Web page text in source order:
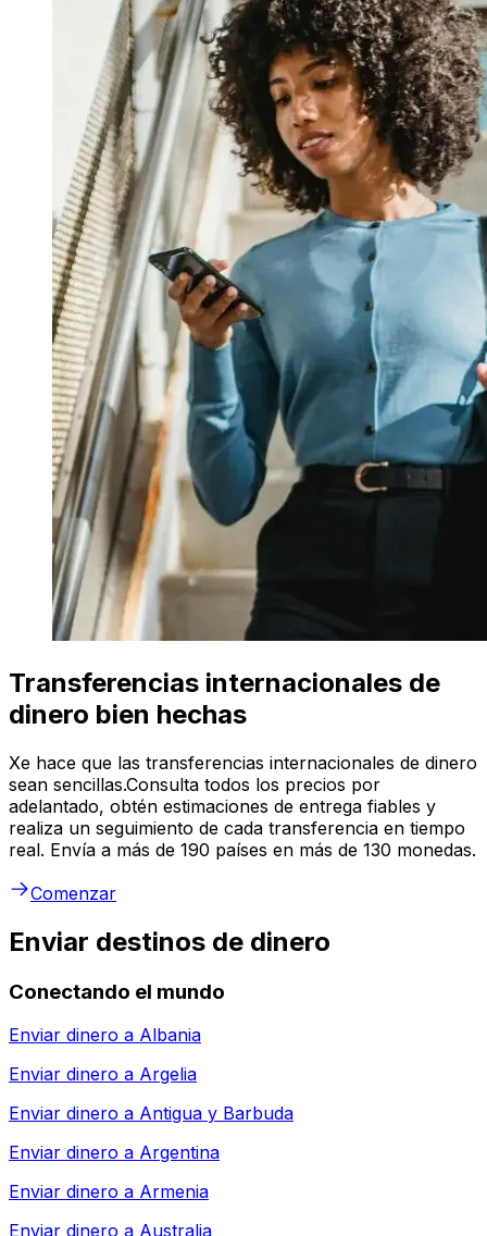
Transferencias internacionales de
dinero bien hechas
Xe hace que las transferencias internacionales de dinero
sean sencillas.Consulta todos los precios por
adelantado, obtén estimaciones de entrega fiables y
realiza un seguimiento de cada transferencia en tiempo
real. Envía a más de 190 países en más de 130 monedas.
Comenzar
Enviar destinos de dinero
Conectando el mundo
Enviar dinero a Albania
Enviar dinero a Argelia
Enviar dinero a Antigua y Barbuda
Enviar dinero a Argentina
Enviar dinero a Armenia
Enviar dinero a Australia